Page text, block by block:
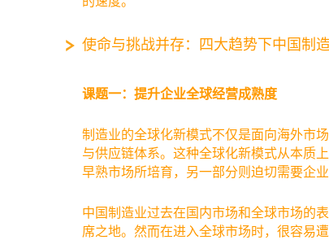
使命与挑战并存：四大趋势下中国制
课题一：提升企业全球经营成熟度
制造业的全球化新模式不仅是面向海外市
与供应链体系。这种全球化新模式从本质
早熟市场所培育，另一部分则迫切需要企
中国制造业过去在国内市场和全球市场的
席之地。然而在进入全球市场时，很容易